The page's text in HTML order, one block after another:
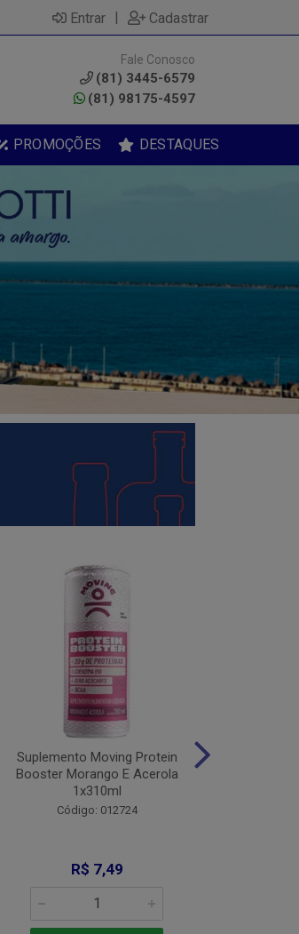
Entrar | Cadastrar
Fale Conosco
(81) 3445-6579
(81) 98175-4597
PROMOÇÕES DESTAQUES
Suplemento Moving Protein
Booster Morango E Acerola
1x310ml
Código: 012724
R$ 7,49